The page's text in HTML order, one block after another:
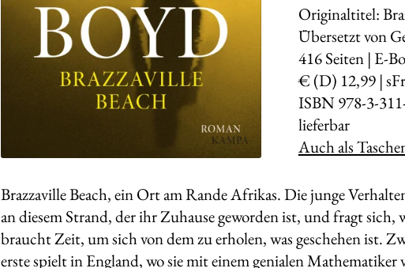
Originaltitel:
Übersetzt von
416Seiten | E-
€ (D) 12,99 |
ISBN 978-3-
lieferbar
Auch als
Brazzaville Beach, ein Ort am Rande Afrikas. Die junge
an diesem Strand, der ihr Zuhause geworden ist, und fragt sich,
braucht Zeit, um sich von dem zu erholen, was geschehen ist.
erste spielt in England, wo sie mit einem genialen Mathematiker